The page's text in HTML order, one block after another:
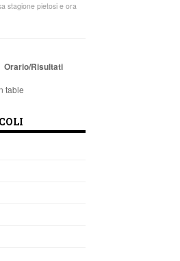
stagione pietosi e ora
Orario/Risultati
table